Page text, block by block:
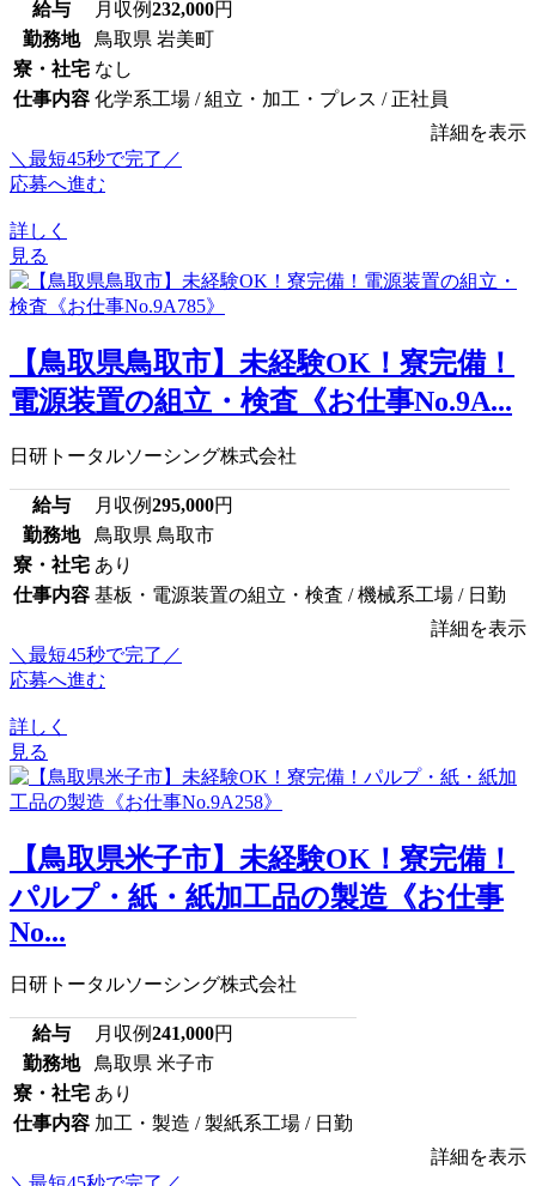
給与 月収例232,000円
勤務地
鳥取県 岩美町
寮・社宅 なし
仕事内容 化学系工場 / 組立・加工・プレス / 正社員
詳細を表示
＼最短45秒で完了／
応募へ進む
詳しく
見る
【鳥取県鳥取市】未経験OK！寮完備！
電源装置の組立・検査《お仕事No.9A...
日研トータルソーシング株式会社
給与 月収例295,000円
勤務地
鳥取県 鳥取市
寮・社宅 あり
仕事内容 基板・電源装置の組立・検査 / 機械系工場 / 日勤
詳細を表示
＼最短45秒で完了／
応募へ進む
詳しく
見る
【鳥取県米子市】未経験OK！寮完備！
パルプ・紙・紙加工品の製造《お仕事
No...
日研トータルソーシング株式会社
給与 月収例241,000円
勤務地
鳥取県 米子市
寮・社宅 あり
仕事内容 加工・製造 / 製紙系工場 / 日勤
詳細を表示